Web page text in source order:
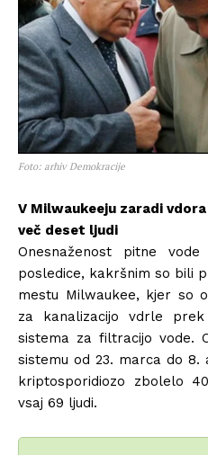
Foto: arhiv Demokracije
V Milwaukeeju zaradi
več deset ljudi
Onesnaženost pitne
posledice, kakršnim so bili
mestu Milwaukee, kjer so
za kanalizacijo vdrle
sistema za filtracijo vode.
sistemu od 23. marca do
kriptosporidiozo zbolelo
vsaj 69 ljudi.